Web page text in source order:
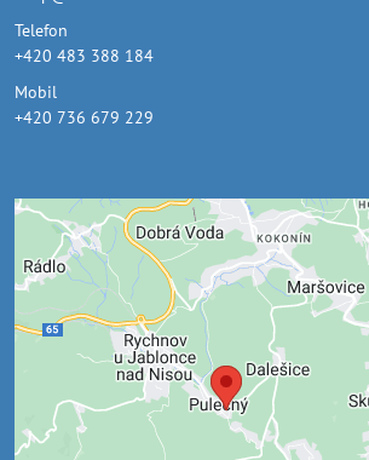
Telefon
+420 483 388 184
Mobil
+420 736 679 229
Externí obsah je blokován
Volbami soukromí
Přejete si načíst externí obsah?
Povolit jednou